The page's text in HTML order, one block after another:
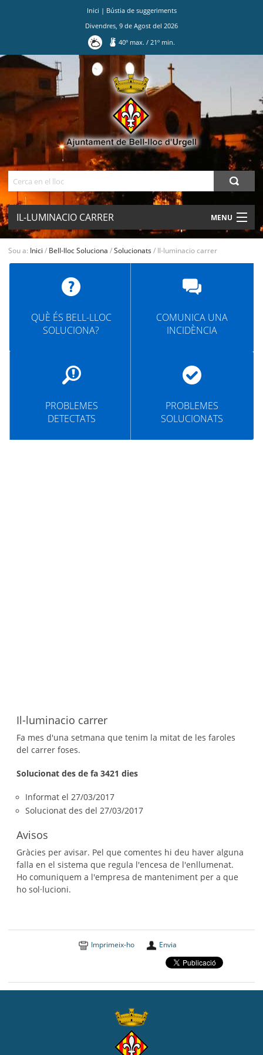
Inici | Bústia de suggeriments
Divendres 9 de Agost del 2026
40º max./ 21º min.
IL-LUMINACIO CARRER MENU
SEU ELECTRÒNICA
BELL-LLOC SOLUCIONA
Sou a: Inici / Bell-lloc Soluciona /Solucionats/ Il-luminacio carrer
QUÈ ÉS BELL-LLOC
SOLUCIONA?
COMUNICA UNA
INCIDÈNCIA
PROBLEMES
DETECTATS
PROBLEMES
SOLUCIONATS
Il-luminacio carrer
Fa mes d'una setmana que tenim la mitat de les faroles
del carrer foses.
Solucionat des de fa 3421 dies
Informat el 27/03/2017
Solucionat des del 27/03/2017
Avisos
Gràcies per avisar. Pel que comentes hi deu haver alguna
falla en el sistema que regula l'encesa de l'enllumenat.
Ho comuniquem a l'empresa de manteniment per a que
ho sol·lucioni.
Imprimeix-ho Envia